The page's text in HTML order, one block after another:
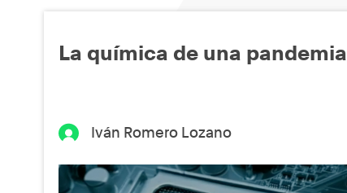
La química de una pandemia
Iván Romero Lozano